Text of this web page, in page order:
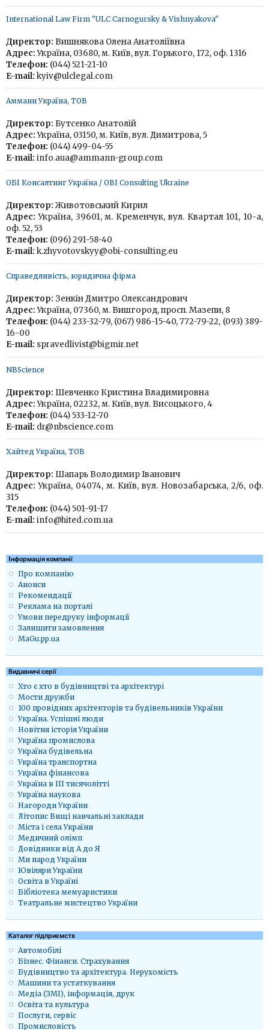
International Law Firm "ULC Carnogursky & Vishnyakova"
Директор: Вишнякова Олена Анатоліївна
Адрес:Україна, 03680, м. Київ, вул. Горького, 172, оф. 1316
Телефон: (044) 521-21-10
E-mail: kyiv@ulclegal.com
Амманн Україна, ТОВ
Директор: Бутсенко Анатолій
Адрес:Україна, 03150, м. Київ, вул. Димитрова, 5
Телефон: (044) 499-04-55
E-mail: info.aua@ammann-group.com
ОБІ Консалтинг Україна / OBI Consulting Ukraine
Директор:Животовський Кирил
Адрес: Україна, 39601, м. Кременчук, вул. Квартал 101, 10-а,
оф. 52, 53
Телефон: (096) 291-58-40
E-mail: k.zhyvotovskyy@obi-consulting.eu
Справедливість, юридична фірма
Директор: Зенкін Дмитро Олександрович
Адрес:Україна, 07360, м. Вишгород, просп. Мазепи, 8
Телефон: (044) 233-32-79, (067) 986-15-40, 772-79-22, (093) 389-
16-00
E-mail: spravedlivist@bigmir.net
NBScience
Директор: Шевченко Кристина Владимировна
Адрес:Україна, 02232, м. Київ, вул. Висоцького, 4
Телефон: (044) 533-12-70
E-mail: dr@nbscience.com
Хайтед Україна, ТОВ
Директор: Шапарь Володимир Іванович
Адрес: Україна, 04074, м. Київ, вул. Новозабарська, 2/6, оф.
315
Телефон: (044) 501-91-17
E-mail: info@hited.com.ua
Iнформація компанії
Про компанію
Анонси
Рекомендації
Реклама на порталі
Умови передруку інформації
Залишити замовлення
MaGu.pp.ua
Видавничі серії
Хто є хто в будівництві та архітектурі
Мости дружби
100 провідних архітекторів та будівельників України
Україна. Успішні люди
Новітня історія України
Україна промислова
Україна будівельна
Україна транспортна
Україна фінансова
Україна в ІІІ тисячолітті
Україна наукова
Нагороди України
Літопис Вищі навчальні заклади
Міста і села України
Медичний олімп
Довідники від А до Я
Ми народ України
Ювіляри України
Освіта в Україні
Бібліотека мемуаристики
Театральне мистецтво України
Каталог підприємств
Автомобілі
Бізнес. Фінанси. Страхування
Будівництво та архітектура. Нерухомість
Машини та устаткування
Медіа (ЗМІ), інформація, друк
Освіта та культура
Послуги, сервіс
Промисловість